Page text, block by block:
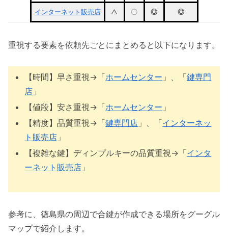
インターネット販売店 △ 〇 ◎ ◎
重視する要素を依頼先ごとにまとめると以下になります。
【時間】早さ重視→「ホームセンター 」、「鍵専門
店 」
【値段】安さ重視→「ホームセンター 」
【精度】品質重視→「鍵専門店 」、「インターネッ
ト販売店 」
【複雑な鍵】ディンプルキーの品質重視→「インタ
ーネット販売店 」
参考に、徳島県の周辺で合鍵が作成できる場所をグーグル
マップで紹介します。